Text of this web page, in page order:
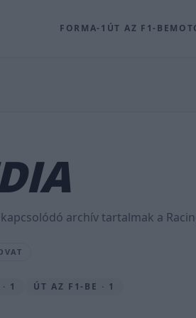
FORMA-1 ÚT AZ F1-BE
archív tartalmak a
1 ÚT AZ F1-BE · 1